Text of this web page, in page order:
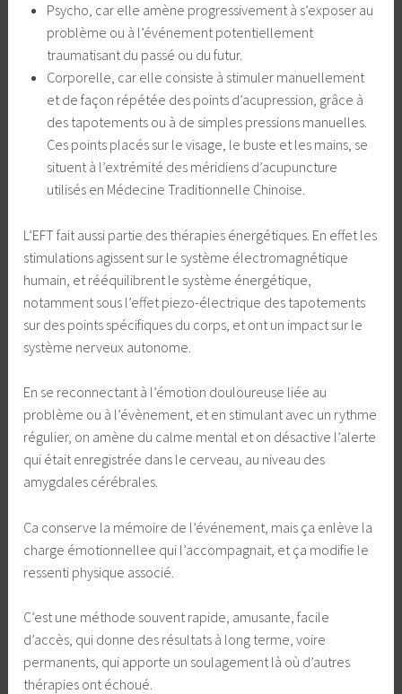
Psycho, car elle amène progressivement à s’exposer au
problème ou à l’événement potentiellement
traumatisant du passé ou du futur.
Corporelle, car elle consiste à stimuler manuellement
et de façon répétée des points d’acupression, grâce à
des tapotements ou à de simples pressions manuelles.
Ces points placés sur le visage, le buste et les mains, se
situent à l’extrémité des méridiens d’acupuncture
utilisés en Médecine Traditionnelle Chinoise.
L’EFT fait aussi partie des thérapies énergétiques. En effet les
stimulations agissent sur le système électromagnétique
humain, et rééquilibrent le système énergétique,
notamment sous l’effet piezo-électrique des tapotements
sur des points spécifiques du corps, et ont un impact sur le
système nerveux autonome.
En se reconnectant à l’émotion douloureuse liée au
problème ou à l’évènement, et en stimulant avec un rythme
régulier, on amène du calme mental et on désactive l’alerte
qui était enregistrée dans le cerveau, au niveau des
amygdales cérébrales.
Ca conserve la mémoire de l’événement, mais ça enlève la
charge émotionnellee qui l’accompagnait, et ça modifie le
ressenti physique associé.
C’est une méthode souvent rapide, amusante, facile
d’accès, qui donne des résultats à long terme, voire
permanents, qui apporte un soulagement là où d’autres
thérapies ont échoué.